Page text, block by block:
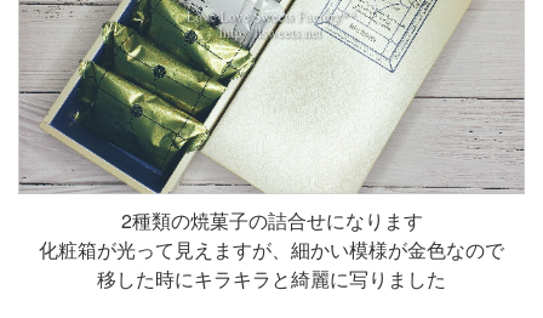
2種類の焼菓子の詰合せになります
化粧箱が光って見えますが、細かい模様が金色なので
移した時にキラキラと綺麗に写りました